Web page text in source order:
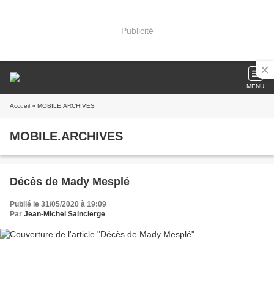
Publicité
MENU
Accueil » MOBILE.ARCHIVES
MOBILE.ARCHIVES
Décès de Mady Mesplé
Publié le 31/05/2020 à 19:09
Par Jean-Michel Saincierge